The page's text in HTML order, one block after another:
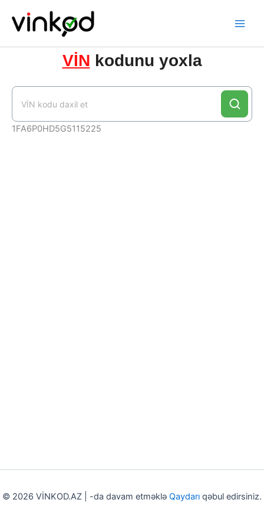
content
VİN kodunu yoxla
1FA6P0HD5G5115225
© 2026 VİNKOD.AZ | -da davam etməklə Qaydarı qəbul edirsiniz.